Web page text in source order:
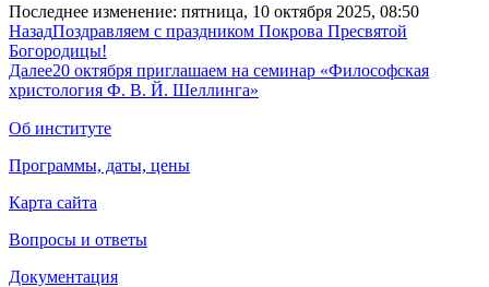
Последнее изменение: пятница, 10 октября 2025, 08:50
НазадПоздравляем с праздником Покрова Пресвятой
Богородицы!
Далее20 октября приглашаем на семинар «Философская
христология Ф. В. Й. Шеллинга»
Об институте
Программы, даты, цены
Карта сайта
Вопросы и ответы
Документация